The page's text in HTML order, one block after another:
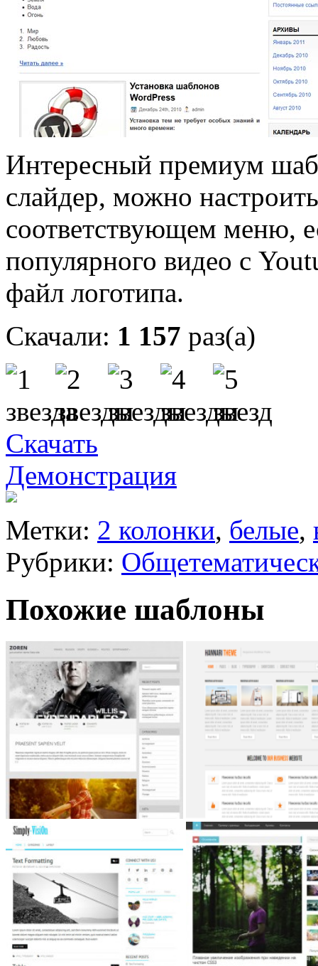
Интересный премиум
слайдер, можно
соответствующем меню,
популярного видео с
файл логотипа.
Скачали: 1 157 раз(а)
Скачать
Демонстрация
Метки: 2 колонки, белые,
Рубрики:
Похожие шаблоны